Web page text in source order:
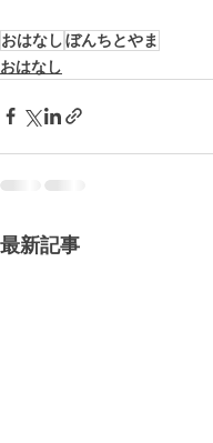
おはなしぼんちとやま
おはなし
最新記事